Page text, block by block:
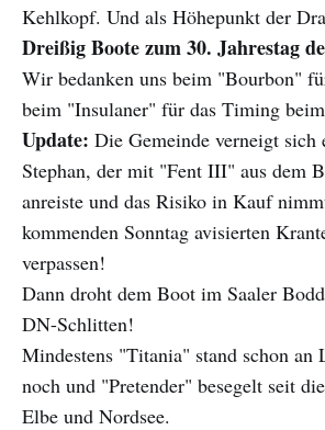
Kehlkopf. Und als Höhepunkt der
Dreißig Boote zum 30. Jahrestag
Wir bedanken uns beim "Bourbon"
beim "Insulaner" für das Timing beim
Update: Die Gemeinde verneigt sich
Stephan, der mit "Fent III" aus dem
anreiste und das Risiko in Kauf
kommenden Sonntag avisierten
verpassen!
Dann droht dem Boot im Saaler
DN-Schlitten!
Mindestens "Titania" stand schon an
noch und "Pretender" besegelt seit
Elbe und Nordsee.